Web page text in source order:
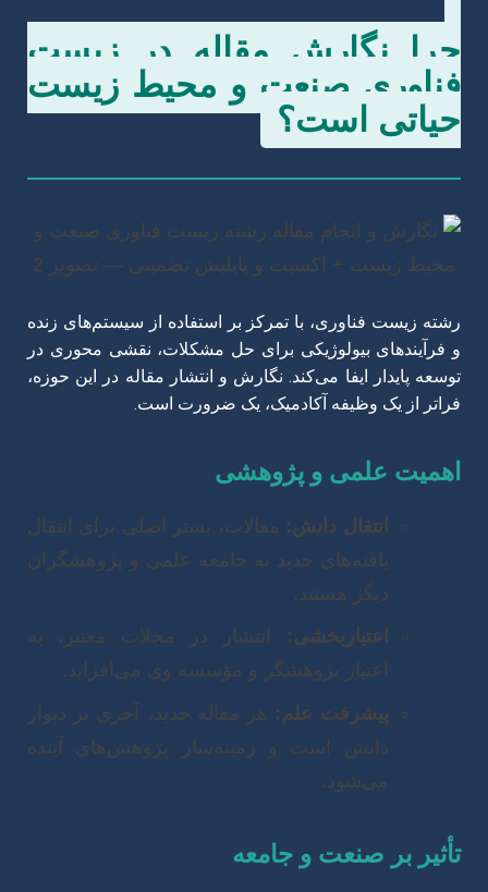
چرا نگارش مقاله در زیست
فناوری صنعت و محیط زیست
حیاتی است؟
رشته زیست فناوری، با تمرکز بر استفاده از سیستم‌های زنده
و فرآیندهای بیولوژیکی برای حل مشکلات، نقشی محوری در
توسعه پایدار ایفا می‌کند. نگارش و انتشار مقاله در این حوزه،
فراتر از یک وظیفه آکادمیک، یک ضرورت است.
اهمیت علمی و پژوهشی
انتقال دانش: مقالات، بستر اصلی برای انتقال
یافته‌های جدید به جامعه علمی و پژوهشگران
دیگر هستند.
اعتباربخشی:
انتشار در مجلات معتبر، به
اعتبار پژوهشگر و مؤسسه وی می‌افزاید.
پیشرفت علم: هر مقاله جدید، آجری بر دیوار
دانش است و زمینه‌ساز پژوهش‌های آینده
می‌شود.
تأثیر بر صنعت و جامعه